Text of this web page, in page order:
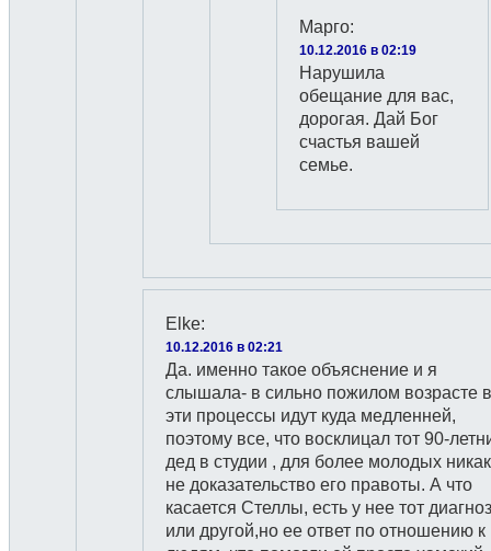
Марго:
10.12.2016 в 02:19
Нарушила
обещание для вас,
дорогая. Дай Бог
счастья вашей
семье.
Elke:
10.12.2016 в 02:21
Да. именно такое объяснение и я
слышала- в сильно пожилом возрасте
эти процессы идут куда медленней,
поэтому все, что восклицал тот 90-
дед в студии , для более молодых
не доказательство его правоты. А что
касается Стеллы, есть у нее тот диагноз
или другой,но ее ответ по отношению к